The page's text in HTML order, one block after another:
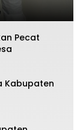
Pecat
Kabupaten